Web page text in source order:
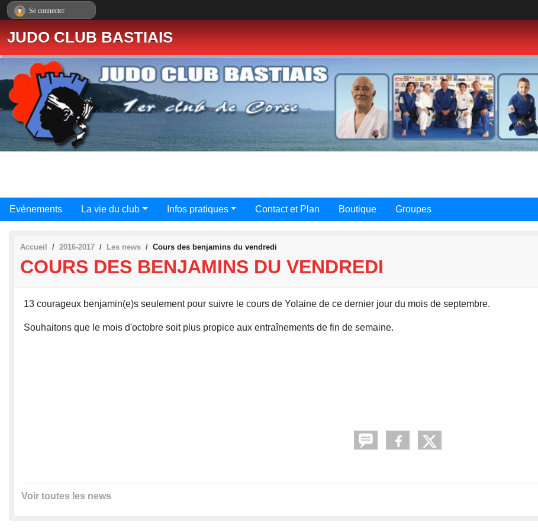
JUDO CLUB BASTIAIS
Evénements La vie du club Infos pratiques Contact et Plan Boutique Groupes
Accueil 2016-2017 Les news Cours des benjamins du vendredi
COURS DES BENJAMINS DU VENDREDI
13 courageux benjamin(e)s seulement pour suivre le cours de Yolaine de ce dernier jour du mois de septembre.
Souhaitons que le mois d'octobre soit plus propice aux entraînements de fin de semaine.
Voir toutes les news
Se connecter
Panneau de gestion des cookies